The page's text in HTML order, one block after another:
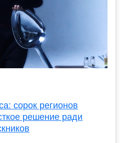
сорок регионов
решение ради